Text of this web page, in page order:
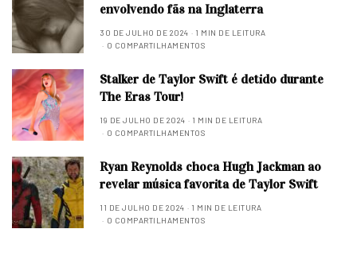
envolvendo fãs na Inglaterra
30 DE JULHO DE 2024
1 MIN DE LEITURA
0 COMPARTILHAMENTOS
Stalker de Taylor Swift é detido durante
The Eras Tour!
19 DE JULHO DE 2024
1 MIN DE LEITURA
0 COMPARTILHAMENTOS
Ryan Reynolds choca Hugh Jackman ao
revelar música favorita de Taylor Swift
11 DE JULHO DE 2024
1 MIN DE LEITURA
0 COMPARTILHAMENTOS